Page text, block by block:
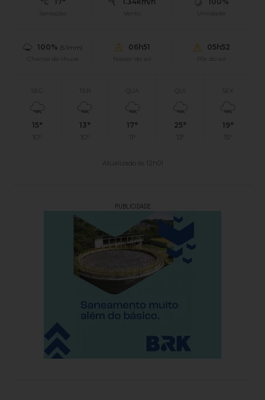
Sensação Vento Umidade
100% (5.1mm)
Chance de chuva
06h51
Nascer do sol
05h52
Pôr do sol
SEG
15°
10°
TER
13°
10°
QUA
17°
11°
25°
13°
SEX
19°
15°
Atualizado às 12h01
PUBLICIDADE